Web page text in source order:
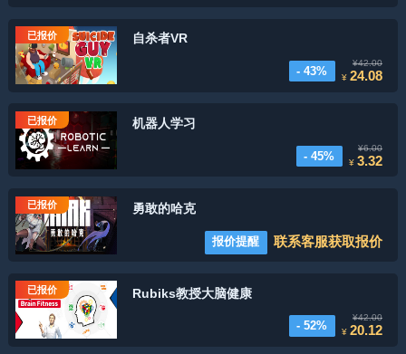
已报价 自杀者VR
- 43%
¥42.00
¥24.08
已报价 机器人学习
- 45%
¥6.00
¥3.32
已报价 勇敢的哈克
报价提醒 联系客服获取报价
已报价 Rubiks教授大脑健康
- 52%
¥42.00
¥20.12